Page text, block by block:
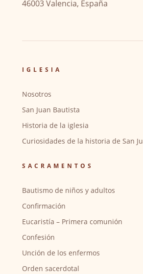
46003 Valencia, España
IGLESIA
Nosotros
San Juan Bautista
Historia de la iglesia
Curiosidades de la historia de San
SACRAMENTOS
Bautismo de niños y adultos
Confirmación
Eucaristía – Primera comunión
Confesión
Unción de los enfermos
Orden sacerdotal